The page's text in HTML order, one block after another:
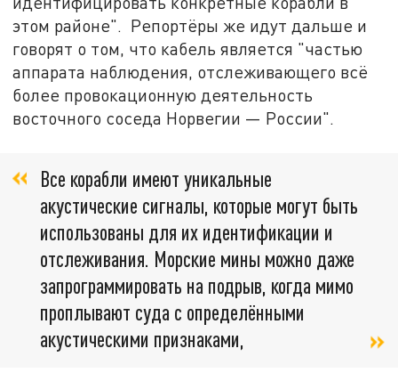
этом районе". Репортёры же идут дальше и
говорят о том, что кабель является "частью
аппарата наблюдения, отслеживающего всё
более провокационную деятельность
восточного соседа Норвегии — России".
Все корабли имеют уникальные
акустические сигналы, которые могут быть
использованы для их идентификации и
отслеживания. Морские мины можно даже
запрограммировать на подрыв, когда мимо
проплывают суда с определёнными
акустическими признаками,